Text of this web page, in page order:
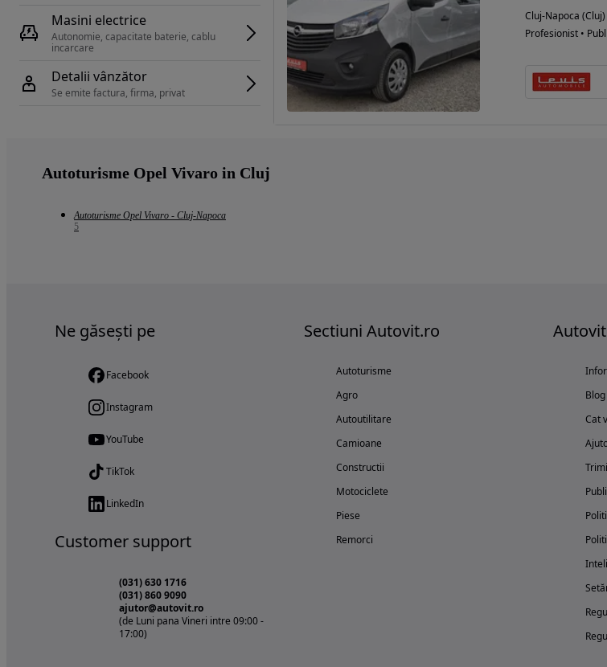
Masini electrice
Autonomie, capacitate baterie, cablu
Detalii vânzător
Se emite factura, firma, privat
Cluj-Napoca (Cluj)
Profesionist •
Autoturisme Opel Vivaro in Cluj
Autoturisme Opel Vivaro - Cluj-Napoca
5
Ne găsești pe
Facebook
Instagram
YouTube
TikTok
LinkedIn
Customer support
(031) 630 1716
(031) 860 9090
ajutor@autovit.ro
(de Luni pana Vineri intre 09:00 -
17:00)
Sectiuni Autovit.ro
Autoturisme
Agro
Autoutilitare
Camioane
Constructii
Motociclete
Piese
Remorci
Autovit
Blog
Cat